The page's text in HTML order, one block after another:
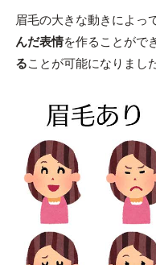
眉毛の大きな動きによっ
んだ表情を作ることがで
ることが可能になりまし